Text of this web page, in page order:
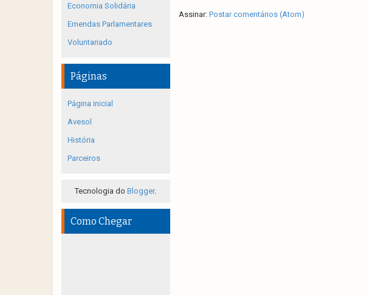
Assinar: Postar comentários (Atom)
Economia Solidária
Emendas Parlamentares
Voluntariado
Páginas
Página inicial
Avesol
História
Parceiros
Tecnologia doBlogger.
Como Chegar